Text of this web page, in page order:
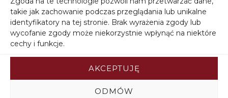
takie jak zachowanie podczas przeglądania lub unikalne
identyfikatory na tej stronie. Brak wyrażenia zgody lub
wycofanie zgody może niekorzystnie wpłynąć na niektóre
cechy i funkcje.
AKCEPTUJĘ
ODMÓW